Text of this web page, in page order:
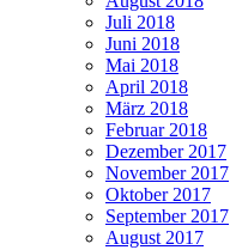
Juli 2018
Juni 2018
Mai 2018
April 2018
März 2018
Februar 2018
Dezember 2017
November 2017
Oktober 2017
September 2017
August 2017